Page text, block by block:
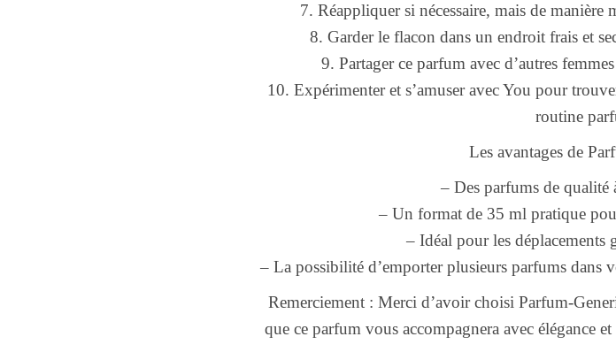
7. Réappliquer si nécessaire, mais de manière
8. Garder le flacon dans un endroit frais et
9. Partager ce parfum avec d’autres
10. Expérimenter et s’amuser avec You pour
routine
Les avantages de
– Des parfums de
– Un format de 35 ml pratique
– Idéal pour les déplacements
– La possibilité d’emporter plusieurs parfums dans
Remerciement : Merci d’avoir choisi Parfum-
que ce parfum vous accompagnera avec élégance